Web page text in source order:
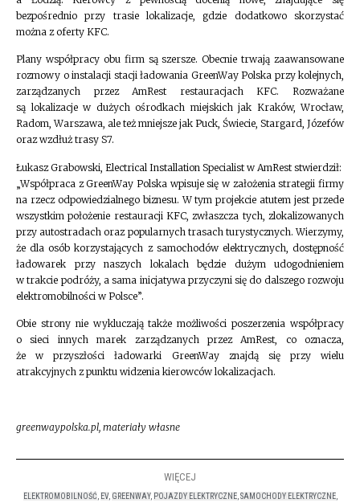
bezpośrednio przy trasie lokalizacje, gdzie dodatkowo skorzystać
można z oferty KFC.
Plany współpracy obu firm są szersze. Obecnie trwają zaawansowane
rozmowy o instalacji stacji ładowania GreenWay Polska przy kolejnych,
zarządzanych przez AmRest restauracjach KFC. Rozważane
są lokalizacje w dużych ośrodkach miejskich jak Kraków, Wrocław,
Radom, Warszawa, ale też mniejsze jak Puck, Świecie, Stargard, Józefów
oraz wzdłuż trasy S7.
Łukasz Grabowski, Electrical Installation Specialist w AmRest stwierdził:
„Współpraca z GreenWay Polska wpisuje się w założenia strategii firmy
na rzecz odpowiedzialnego biznesu. W tym projekcie atutem jest przede
wszystkim położenie restauracji KFC, zwłaszcza tych, zlokalizowanych
przy autostradach oraz popularnych trasach turystycznych. Wierzymy,
że dla osób korzystających z samochodów elektrycznych, dostępność
ładowarek przy naszych lokalach będzie dużym udogodnieniem
w trakcie podróży, a sama inicjatywa przyczyni się do dalszego rozwoju
elektromobilności w Polsce”.
Obie strony nie wykluczają także możliwości poszerzenia współpracy
o sieci innych marek zarządzanych przez AmRest, co oznacza,
że w przyszłości ładowarki GreenWay znajdą się przy wielu
atrakcyjnych z punktu widzenia kierowców lokalizacjach.
greenwaypolska.pl, materiały własne
WIĘCEJ
ELEKTROMOBILNOŚĆ, EV, GREENWAY, POJAZDY ELEKTRYCZNE,SAMOCHODY ELEKTRYCZNE,